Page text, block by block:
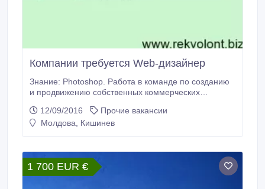
Компании требуется Web-дизайнер
Знание: Photoshop. Работа в команде по созданию
и продвижению собственных коммерческих
www.rekvolont.biz группа в контакте: vk.
com/rekvolont Skype: white.blackovich.
12/09/2016
Прочие вакансии
Молдова, Кишинев
1 700 EUR €